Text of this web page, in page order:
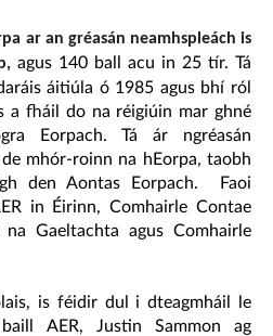
ar an gréasán neamhspleách is
agus 140 ball acu in 25 tír. Tá
áitiúla ó 1985 agus bhí ról
a fháil do na réigiúin mar ghné
Eorpach. Tá ár ngréasán
mhór-roinn na hEorpa, taobh
den Aontas Eorpach. Faoi
in Éirinn, Comhairle Contae
Gaeltachta agus Comhairle
is féidir dul i dteagmháil le
AER, Justin Sammon ag